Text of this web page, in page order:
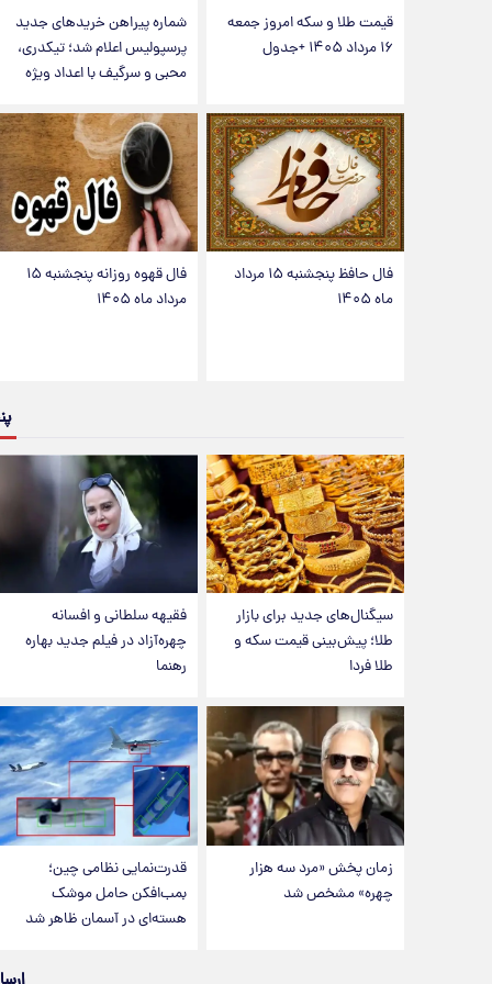
قیمت طلا و سکه امروز جمعه
۱۶ مرداد ۱۴۰۵ +جدول
شماره پیراهن خریدهای جدید
پرسپولیس اعلام شد؛ تیکدری،
محبی و سرگیف با اعداد ویژه
فال حافظ پنجشنبه ۱۵ مرداد
ماه ۱۴۰۵
فال قهوه روزانه پنجشنبه ۱۵
مرداد ماه ۱۴۰۵
سیگنال‌های جدید برای بازار
طلا؛ پیش‌بینی قیمت سکه و
طلا فردا
فقیهه سلطانی و افسانه
چهره‌آزاد در فیلم جدید بهاره
رهنما
زمان پخش «مرد سه هزار
چهره» مشخص شد
قدرت‌نمایی نظامی چین؛
بمب‌افکن حامل موشک
هسته‌ای در آسمان ظاهر شد